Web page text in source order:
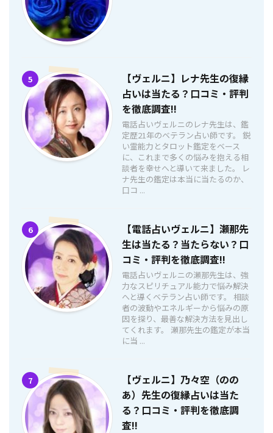
5
【ヴェルニ】レナ先生の復縁
占いは当たる？口コミ・評判
を徹底調査!!
電話占いヴェルニのレナ先生は、鑑
定歴21年のベテラン占い師です。 鋭
い霊能力とタロット鑑定をベース
に、これまで多くの悩みを抱える相
談者を幸せへと導いて来ました。 レ
ナ先生の鑑定は本当に当たるのか、
口コ ...
6
【電話占いヴェルニ】瀬那先
生は当たる？当たらない？口
コミ・評判を徹底調査!!
電話占いヴェルニの瀬那先生は、強
力なスピリチュアル能力で悩み解決
へと導くベテラン占い師です。 相談
者の波動やエネルギーから悩みの原
因を探り、最善な解決方法を見出し
てくれます。 瀬那先生の鑑定が本当
に当 ...
7
【ヴェルニ】乃々空（のの
あ）先生の復縁占いは当た
る？口コミ・評判を徹底調
査!!